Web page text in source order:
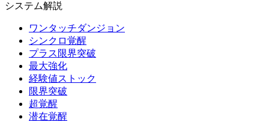
システム解説
ワンタッチダンジョン
シンクロ覚醒
プラス限界突破
最大強化
経験値ストック
限界突破
超覚醒
潜在覚醒